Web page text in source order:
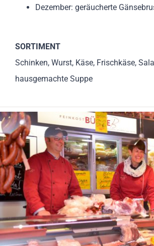
Dezember: geräucherte
SORTIMENT
Schinken, Wurst, Käse, Frischkäse,
hausgemachte Suppe